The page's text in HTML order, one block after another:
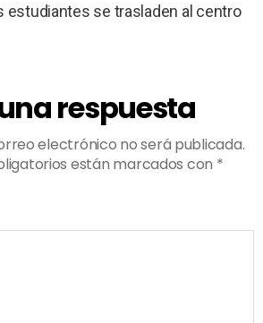
estudiantes se trasladen al centro
respuesta
electrónico no será publicada.
están marcados con *